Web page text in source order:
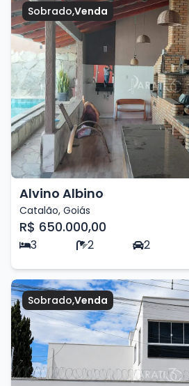
Sobrado,Venda
Alvino Albino
Catalão, Goiás
R$ 650.000,00
3 2 2
Sobrado,Venda